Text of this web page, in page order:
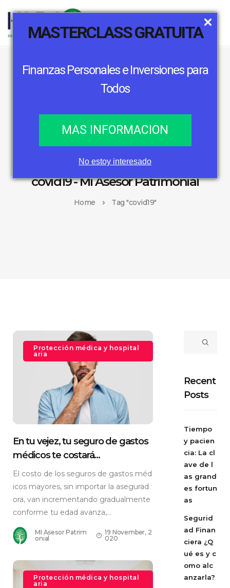
MASTERCLASS GRATUITA
Finanzas Personales e Inversiones para
Todos
MAS INFORMACION
No estoy interesado
covid19 - Mi Asesor Patrimonial
Home Tag "covid19"
Protección médica y hospital
aria
En tu vejez, tu seguro de gastos
médicos te costará...
El costo de los seguros de gastos méd
icos mayores, sin importar la asegurad
ora, van incrementando gradualmente
conforme tu edad avanza,...
MI Asesor Patrim
onial
19 November, 2
020
Protección médica y hospital
aria
Recent
Posts
Tiempo
y pacien
cia: La cl
ave de l
as grand
es fortun
as
Segurid
ad Finan
ciera ¿Q
ué es y c
omo alc
anzarla?